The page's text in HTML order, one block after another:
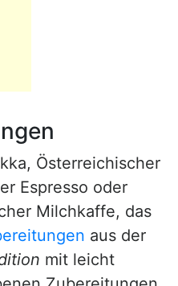
Österreichischer
Espresso oder
Milchkaffe, das
aus der
mit leicht